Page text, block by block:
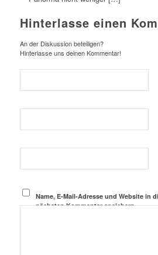
Hinterlasse einen
An der Diskussion beteiligen?
Hinterlasse uns deinen Kommentar!
Name, E-Mail-Adresse und Website in
nächsten Kommentar speichern.